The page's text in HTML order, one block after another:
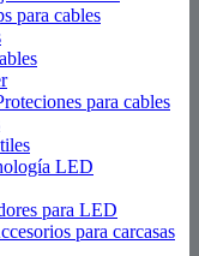
para cables
para cables
LED
para LED
para carcasas